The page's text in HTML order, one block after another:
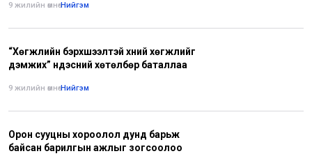
9 жилийн өмнө•Нийгэм
“Хөгжлийн бэрхшээлтэй хүний хөгжлийг
дэмжих” үндэсний хөтөлбөр баталлаа
9 жилийн өмнө•Нийгэм
Орон сууцны хороолол дунд барьж
байсан барилгын ажлыг зогсоолоо